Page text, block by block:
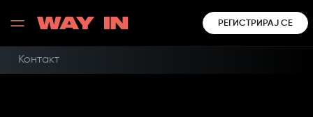
РЕГИСТРИРАЈ СЕ
Контакт